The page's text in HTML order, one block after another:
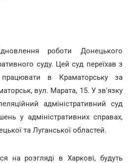
роботи Донецького
суду. Цей суд переїхав з
в Краматорську за
вул. Марата, 15. У зв'язку
адміністративний суд
у адміністративних справах,
та Луганської областей.
на розгляді в Харкові, будуть